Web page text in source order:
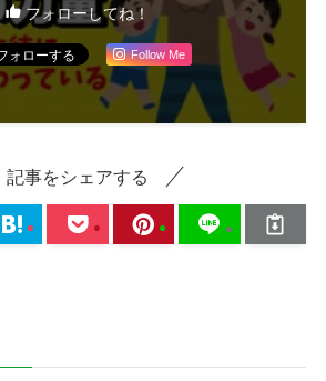
フォローしてね！
Follow Me
記事をシェアする